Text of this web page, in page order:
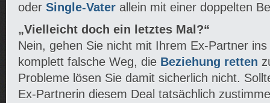
oder Single-Vater allein mit einer doppelten
„Vielleicht doch ein letztes Mal?“
Nein, gehen Sie nicht mit Ihrem Ex-Partner
komplett falsche Weg, die Beziehung retten
Probleme lösen Sie damit sicherlich nicht.
Ex-Partnerin diesem Deal tatsächlich